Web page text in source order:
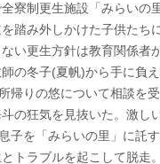
寮制更生施設「みらいの
踏み外しかけた子供たち
い更生方針は教育関係者
の冬子(夏帆)から手に負
帰りの悠について相談を
の狂気を見抜いた。激し
子を「みらいの里」に託す
トラブルを起こして脱走